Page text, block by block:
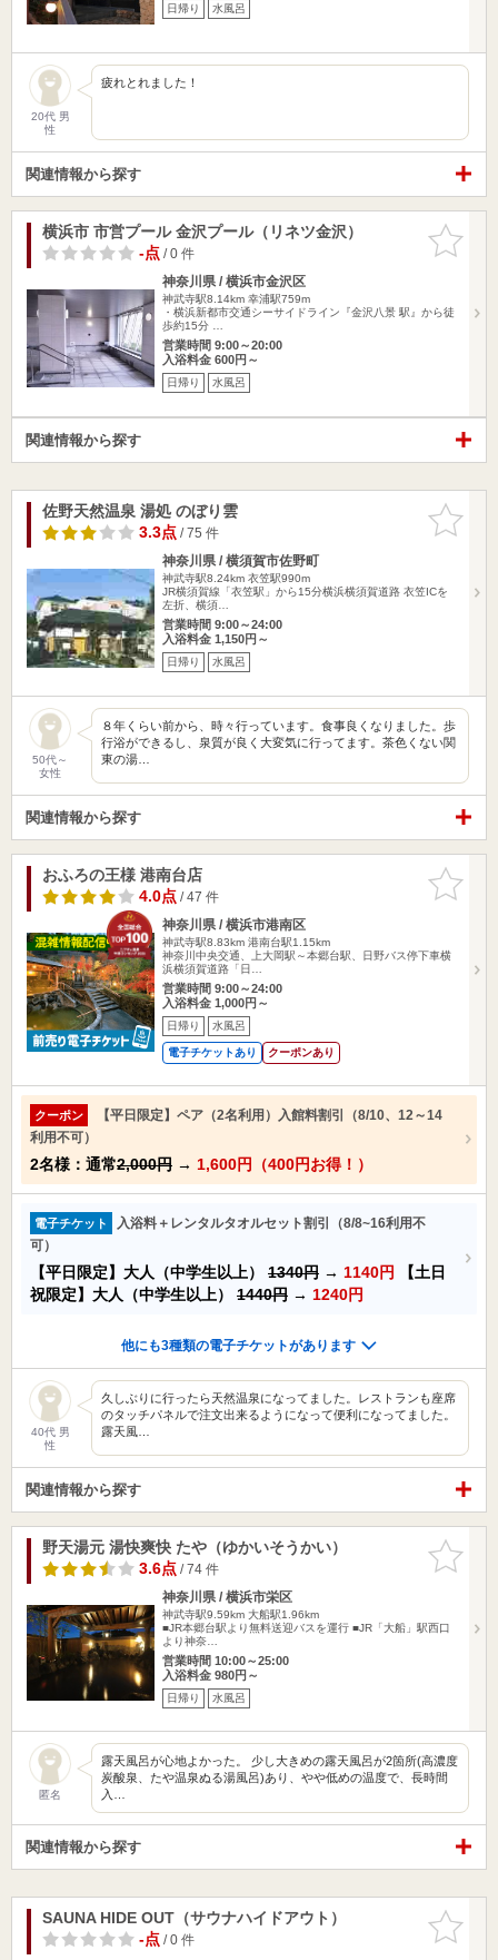
日帰り 水風呂
20代 男
性
疲れとれました！
関連情報から探す
お気に入
りに追加
横浜市 市営プール 金沢プール（リネツ金沢）
-点/ 0 件
神奈川県 / 横浜市金沢区
神武寺駅8.14km 幸浦駅759m
・横浜新都市交通シーサイドライン『金沢八景 駅』から徒
歩約15分 …
営業時間 9:00～20:00
入浴料金 600円～
日帰り 水風呂
関連情報から探す
お気に入
りに追加
佐野天然温泉 湯処 のぼり雲
3.3点/ 75 件
神奈川県 / 横須賀市佐野町
神武寺駅8.24km 衣笠駅990m
JR横須賀線「衣笠駅」から15分横浜横須賀道路 衣笠ICを
左折、横須…
営業時間 9:00～24:00
入浴料金 1,150円～
日帰り 水風呂
50代～
女性
８年くらい前から、時々行っています。食事良くなりました。歩
行浴ができるし、泉質が良く大変気に行ってます。茶色くない関
東の湯…
関連情報から探す
お気に入
りに追加
おふろの王様 港南台店
4.0点/ 47 件
神奈川県 / 横浜市港南区
神武寺駅8.83km 港南台駅1.15km
神奈川中央交通、上大岡駅～本郷台駅、日野バス停下車横
浜横須賀道路「日…
営業時間 9:00～24:00
入浴料金 1,000円～
日帰り 水風呂
電子チケットあり クーポンあり
クーポン
【平日限定】ペア（2名利用）入館料割引（8/10、12～14
利用不可）
2名様：通常2,000円 → 1,600円（400円お得！）
電子チケット
入浴料＋レンタルタオルセット割引（8/8~16利用不
可）
【平日限定】大人（中学生以上） 1340円 → 1140円
【土日
祝限定】大人（中学生以上） 1440円 → 1240円
他にも3種類の電子チケットがあります
40代 男
性
久しぶりに行ったら天然温泉になってました。レストランも座席
のタッチパネルで注文出来るようになって便利になってました。
露天風…
関連情報から探す
お気に入
りに追加
野天湯元 湯快爽快 たや（ゆかいそうかい）
3.6点/ 74 件
神奈川県 / 横浜市栄区
神武寺駅9.59km 大船駅1.96km
■JR本郷台駅より無料送迎バスを運行 ■JR「大船」駅西口
より神奈…
営業時間 10:00～25:00
入浴料金 980円～
日帰り 水風呂
匿名
露天風呂が心地よかった。 少し大きめの露天風呂が2箇所(高濃度
炭酸泉、たや温泉ぬる湯風呂)あり、やや低めの温度で、長時間
入…
関連情報から探す
お気に入
りに追加
SAUNA HIDE OUT（サウナハイドアウト）
-点/ 0 件